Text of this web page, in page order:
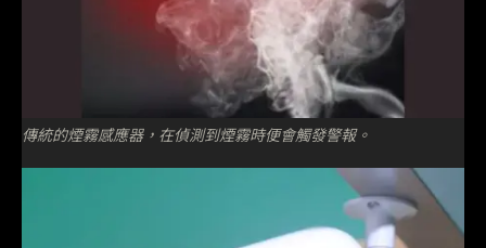
傳統的煙霧感應器，在偵測到煙霧時便會觸發警報。